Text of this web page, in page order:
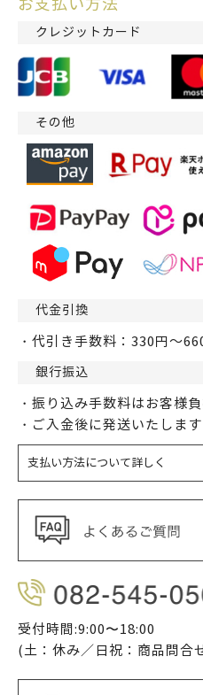
お支払い方法
クレジットカード
その他
代金引換
・代引き手数料：330円～
銀行振込
・振り込み手数料はお客様
・ご入金後に発送いたします
支払い方法について詳しく
受付時間:9:00〜18:00
(土：休み／日祝：商品問合